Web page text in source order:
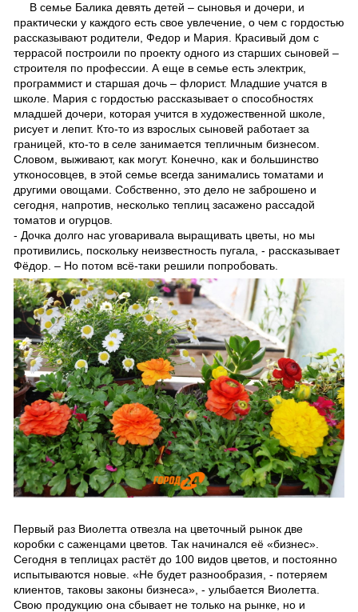
В семье Балика девять детей – сыновья и дочери, и
практически у каждого есть свое увлечение, о чем с гордостью
рассказывают родители, Федор и Мария. Красивый дом с
террасой построили по проекту одного из старших сыновей –
строителя по профессии. А еще в семье есть электрик,
программист и старшая дочь – флорист. Младшие учатся в
школе. Мария с гордостью рассказывает о способностях
младшей дочери, которая учится в художественной школе,
рисует и лепит. Кто-то из взрослых сыновей работает за
границей, кто-то в селе занимается тепличным бизнесом.
Словом, выживают, как могут. Конечно, как и большинство
утконосовцев, в этой семье всегда занимались томатами и
другими овощами. Собственно, это дело не заброшено и
сегодня, напротив, несколько теплиц засажено рассадой
томатов и огурцов.
- Дочка долго нас уговаривала выращивать цветы, но мы
противились, поскольку неизвестность пугала, - рассказывает
Фёдор. – Но потом всё-таки решили попробовать.
Первый раз Виолетта отвезла на цветочный рынок две
коробки с саженцами цветов. Так начинался её «бизнес».
Сегодня в теплицах растёт до 100 видов цветов, и постоянно
испытываются новые. «Не будет разнообразия, - потеряем
клиентов, таковы законы бизнеса», - улыбается Виолетта.
Свою продукцию она сбывает не только на рынке, но и